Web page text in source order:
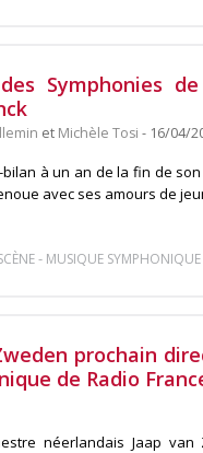
Symphonies
et Michèle Tosi - 16/04/
bilan à un an de la fin de
avec ses amours de
- MUSIQUE SYMPHONIQUE
prochain
de Radio
néerlandais Jaap